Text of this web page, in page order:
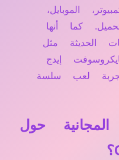
الموبايل،
كما أنها
الحديثة مثل
إيدج
لعب سلسة
حول